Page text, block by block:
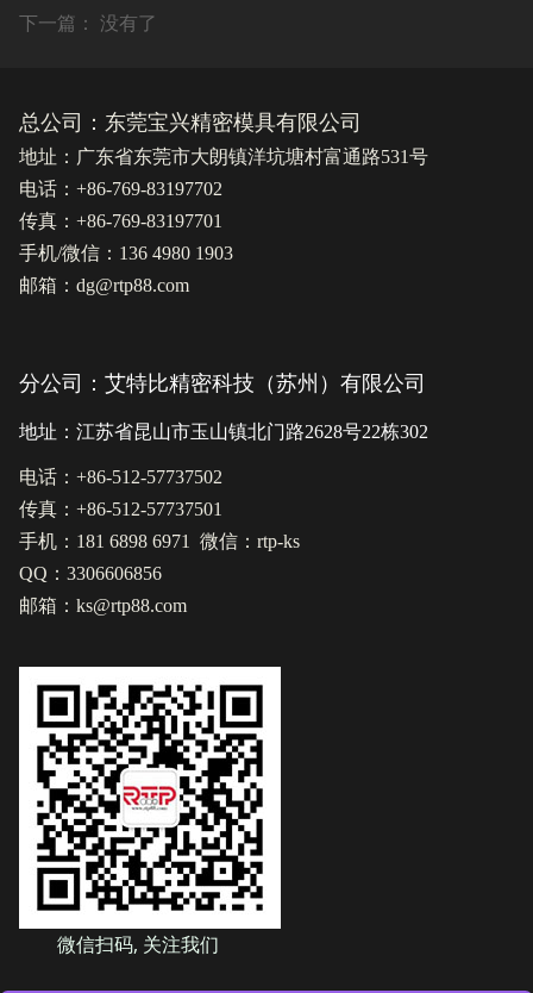
下一篇： 没有了
总公司：东莞宝兴精密模具有限公司
地址：广东省东莞市大朗镇洋坑塘村富通路531号
电话：+86-769-83197702
传真：+86-769-83197701
手机/微信：136 4980 1903
邮箱：dg@rtp88.com
分公司：艾特比精密科技（苏州）有限公司
地址：江苏省昆山市玉山镇北门路2628号22栋302
电话：+86-512-57737502
传真：+86-512-57737501
手机：181 6898 6971 微信：rtp-ks
QQ：3306606856
邮箱：ks@rtp88.com
微信扫码, 关注我们